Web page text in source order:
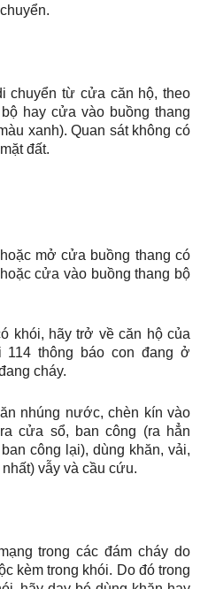
chuyển từ cửa căn hộ, theo
hay cửa vào buồng thang
xanh). Quan sát không có
đất.
mở cửa buồng thang có
cửa vào buồng thang bộ
khói, hãy trở về căn hộ của
114 thông báo con đang ở
cháy.
nhúng nước, chèn kín vào
cửa sổ, ban công (ra hẳn
công lại), dùng khăn, vải,
vẫy và cầu cứu.
trong các đám cháy do
kèm trong khói. Do đó trong